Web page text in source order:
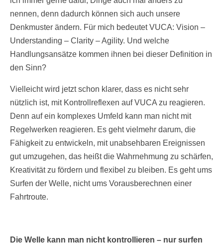
nennen, denn dadurch können sich auch unsere
Denkmuster ändern. Für mich bedeutet VUCA: Vision –
Understanding – Clarity – Agility. Und welche
Handlungsansätze kommen ihnen bei dieser Definition in
den Sinn?
Vielleicht wird jetzt schon klarer, dass es nicht sehr
nützlich ist, mit Kontrollreflexen auf VUCA zu reagieren.
Denn auf ein komplexes Umfeld kann man nicht mit
Regelwerken reagieren. Es geht vielmehr darum, die
Fähigkeit zu entwickeln, mit unabsehbaren Ereignissen
gut umzugehen, das heißt die Wahrnehmung zu schärfen,
Kreativität zu fördern und flexibel zu bleiben. Es geht ums
Surfen der Welle, nicht ums Vorausberechnen einer
Fahrtroute.
Die Welle kann man nicht kontrollieren – nur surfen